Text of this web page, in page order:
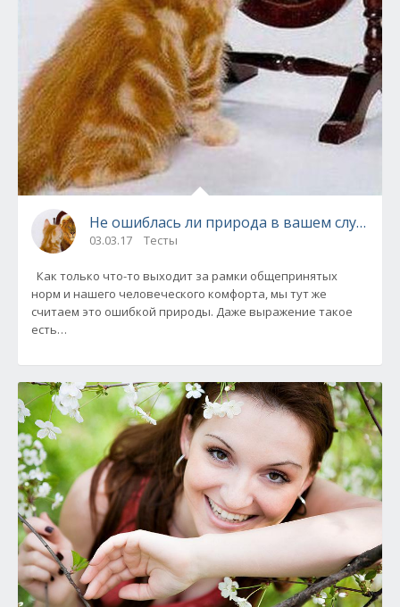
Не ошиблась ли природа в вашем случае?
03.03.17 Тесты
Как только что-то выходит за рамки общепринятых
норм и нашего человеческого комфорта, мы тут же
считаем это ошибкой природы. Даже выражение такое
есть…